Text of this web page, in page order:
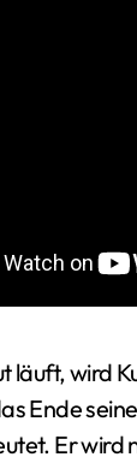
läuft, wird
Ende
Er wird